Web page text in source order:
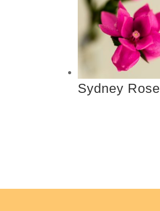
Sydney Rose